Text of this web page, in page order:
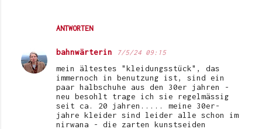
ANTWORTEN
bahnwärterin 7/5/24 09:15
mein ältestes "kleidungsstück", das
immernoch in benutzung ist, sind ein
paar halbschuhe aus den 30er jahren -
neu besohlt trage ich sie regelmässig
seit ca. 20 jahren..... meine 30er-
jahre kleider sind leider alle schon im
nirwana - die zarten kunstseiden